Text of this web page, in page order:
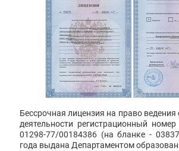
Бессрочная лицензия на право ведения
деятельности регистрационный
01298-77/00184386 (на бланке -
года выдана Департаментом